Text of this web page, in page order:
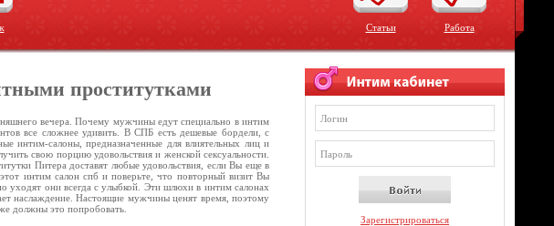
Статьи Работа
проститутками
вечера. Почему мужчины едут специально в интим
все сложнее удивить. В СПБ есть дешевые бордели, с
интим-салоны, предназначенные для влиятельных лиц и
свою порцию удовольствия и женской сексуальности.
Питера доставят любые удовольствия, если Вы еще в
интим салон спб и поверьте, что повторный визит Вы
уходят они всегда с улыбкой. Эти шлюхи в интим салонах
наслаждение. Настоящие мужчины ценят время, поэтому
должны это попробовать.
Зарегистрироваться